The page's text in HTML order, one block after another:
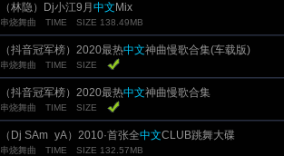
（林隐）Dj小江9月 中文 Mix
串烧舞曲 TIME SIZE 138.49MB
（抖音冠军榜）2020最热中文神曲慢歌合集(车载版)
串烧舞曲 TIME SIZE
（抖音冠军榜）2020最热中文神曲慢歌合集
串烧舞曲 TIME SIZE
（Dj SAm_yA）2010·首张全中文CLUB跳舞大碟
串烧舞曲 TIME SIZE 132.57MB